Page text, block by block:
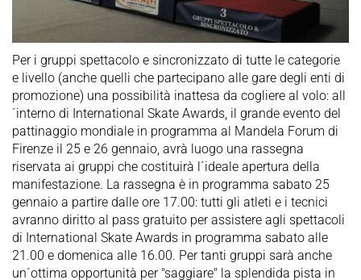
Per i gruppi spettacolo e sincronizzato di tutte le categorie
e livello (anche quelli che partecipano alle gare degli enti di
promozione) una possibilità inattesa da cogliere al volo: all
´interno di International Skate Awards, il grande evento del
pattinaggio mondiale in programma al Mandela Forum di
Firenze il 25 e 26 gennaio, avrà luogo una rassegna
riservata ai gruppi che costituirà l´ideale apertura della
manifestazione. La rassegna è in programma sabato 25
gennaio a partire dalle ore 17.00: tutti gli atleti e i tecnici
avranno diritto al pass gratuito per assistere agli spettacoli
di International Skate Awards in programma sabato alle
21.00 e domenica alle 16.00. Per tanti gruppi sarà anche
un´ottima opportunità per "saggiare" la splendida pista in